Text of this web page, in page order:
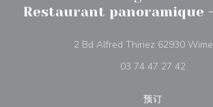
Restaurant panoramique
2 Bd Alfred Thiriez 62930
03 74 47 27 42
预订